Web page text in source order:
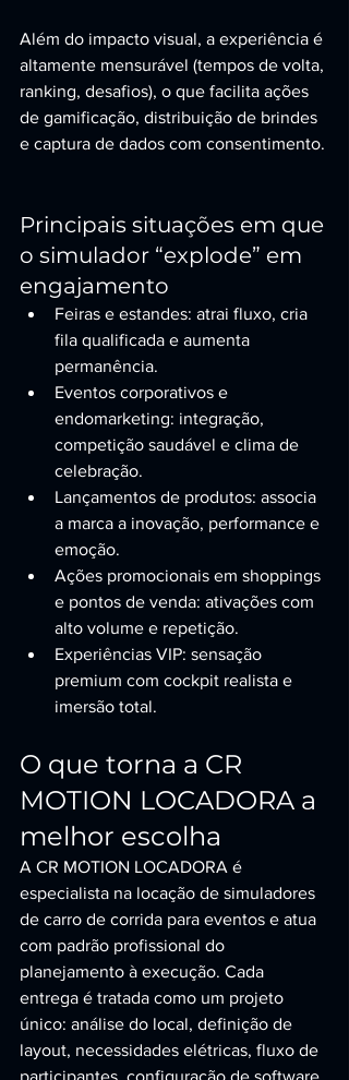
Além do impacto visual, a experiência é
altamente mensurável (tempos de volta,
ranking, desafios), o que facilita ações
de gamificação, distribuição de brindes
e captura de dados com consentimento.
Principais situações em que
o simulador “explode” em
engajamento
Feiras e estandes: atrai fluxo, cria
fila qualificada e aumenta
permanência.
Eventos corporativos e
endomarketing: integração,
competição saudável e clima de
celebração.
Lançamentos de produtos: associa
a marca a inovação, performance e
emoção.
Ações promocionais em shoppings
e pontos de venda: ativações com
alto volume e repetição.
Experiências VIP: sensação
premium com cockpit realista e
imersão total.
O que torna a CR
MOTION LOCADORA a
melhor escolha
A CR MOTION LOCADORA é
especialista na locação de simuladores
de carro de corrida para eventos e atua
com padrão profissional do
planejamento à execução. Cada
entrega é tratada como um projeto
único: análise do local, definição de
layout, necessidades elétricas, fluxo de
participantes, configuração de software